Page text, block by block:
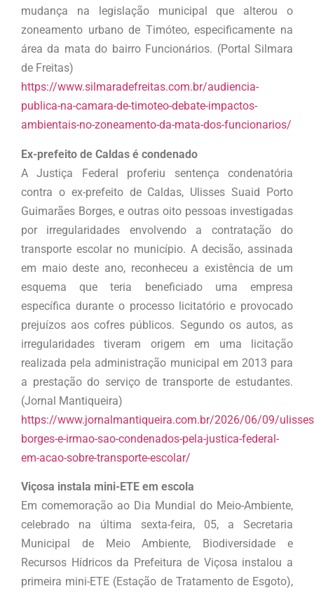
mudança na legislação municipal que alterou o
zoneamento urbano de Timóteo, especificamente na
área da mata do bairro Funcionários. (Portal Silmara
de Freitas)
https://www.silmaradefreitas.com.br/audiencia-
publica-na-camara-de-timoteo-debate-impactos-
ambientais-no-zoneamento-da-mata-dos-funcionarios/
Ex-prefeito de Caldas é condenado
A Justiça Federal proferiu sentença condenatória
contra o ex-prefeito de Caldas, Ulisses Suaid Porto
Guimarães Borges, e outras oito pessoas investigadas
por irregularidades envolvendo a contratação do
transporte escolar no município. A decisão, assinada
em maio deste ano, reconheceu a existência de um
esquema que teria beneficiado uma empresa
específica durante o processo licitatório e provocado
prejuízos aos cofres públicos. Segundo os autos, as
irregularidades tiveram origem em uma licitação
realizada pela administração municipal em 2013 para
a prestação do serviço de transporte de estudantes.
(Jornal Mantiqueira)
https://www.jornalmantiqueira.com.br/2026/06/09/
borges-e-irmao-sao-condenados-pela-justica-federal-
em-acao-sobre-transporte-escolar/
Viçosa instala mini-ETE em escola
Em comemoração ao Dia Mundial do Meio-Ambiente,
celebrado na última sexta-feira, 05, a Secretaria
Municipal de Meio Ambiente, Biodiversidade e
Recursos Hídricos da Prefeitura de Viçosa instalou a
primeira mini-ETE (Estação de Tratamento de Esgoto),